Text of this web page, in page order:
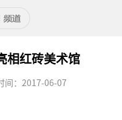
相红砖美术馆
间：2017-06-07